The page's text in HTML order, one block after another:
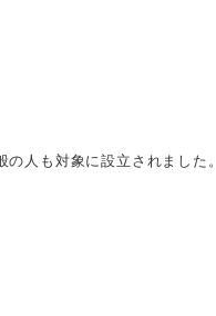
人も対象に設立されました。